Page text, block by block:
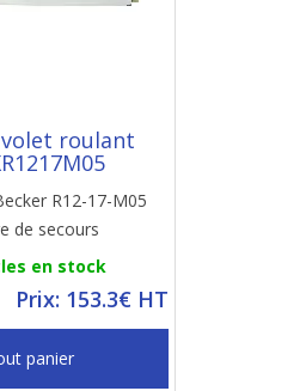
roulant
R12-17-M05
de secours
en stock
Prix: 153.3€ HT
panier